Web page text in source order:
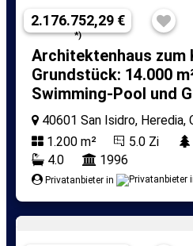
2.176.752,29 €
*)
Architektenhaus zum
Grundstück: 14.000
Swimming-Pool und
40601 San Isidro, Heredia,
1.200 m² 5.0 Zi
4.0
1996
Privatanbieter in